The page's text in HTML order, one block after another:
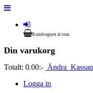
Kundvagnen är tom.
Din varukorg
Totalt: 0.00:- Ändra Kassan
Logga in